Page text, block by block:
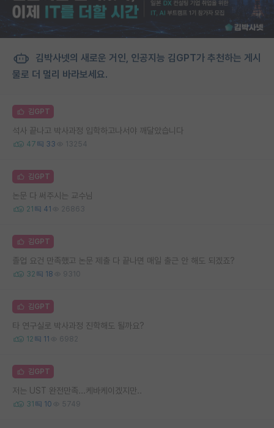
김박사넷의 새로운 거인, 인공지능 김GPT가 추천하는 게시
물로 더 멀리 바라보세요.
김GPT
석사 끝나고 박사과정 입학하고나서야 깨달았습니다
47 33 13254
김GPT
논문 다 써주시는 교수님
21 41 26863
김GPT
졸업 요건 만족했고 논문 제출 다 끝나면 매일 출근 안 해도 되겠죠?
32 18 9310
김GPT
타 연구실로 박사과정 진학해도 될까요?
12 11 6982
김GPT
저는 UST 완전만족...케바케이겠지만..
31 10 5749